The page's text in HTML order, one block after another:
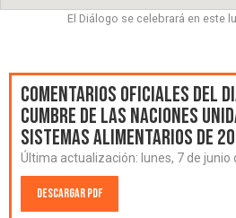
El Diálogo se celebrará en este
Comentarios oficiales del
Cumbre de las Naciones
Sistemas Alimentarios de
Última actualización: lunes, 7 de junio
Descargar PDF